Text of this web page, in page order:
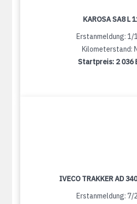
KAROSA SA8 L
Erstanmeldung: 1/
Kilometerstand:
Startpreis: 2 036
IVECO TRAKKER AD
Erstanmeldung: 7/